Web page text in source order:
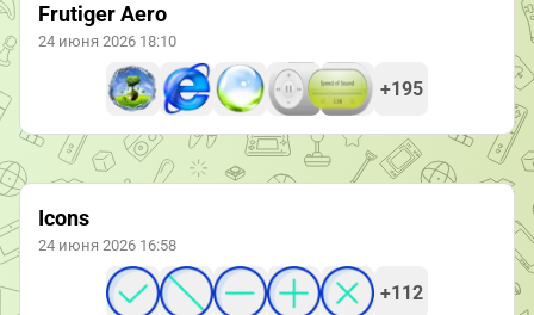
Frutiger Aero
24 июня 2026 18:10
+195
Icons
24 июня 2026 16:58
+112